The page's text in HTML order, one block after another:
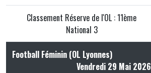
Classement Réserve de l'OL : 11ème
National 3
Football Féminin (OL Lyonnes)
Vendredi 29 Mai 2026